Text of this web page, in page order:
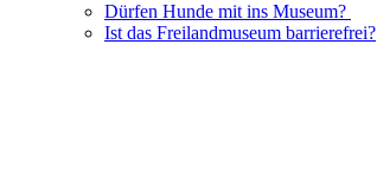
Dürfen Hunde mit ins Museum?
Ist das Freilandmuseum barrierefrei?